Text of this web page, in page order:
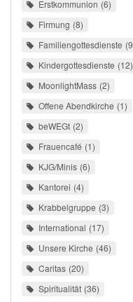
Erstkommunion 6
Firmung 8
Familiengottesdienste 9
Kindergottesdienste 12
MoonlightMass 2
Offene Abendkirche 1
beWEGt 2
Frauencafé 1
KJG/Minis 6
Kantorei 4
Krabbelgruppe 3
International 17
Unsere Kirche 46
Caritas 20
Spiritualität 36